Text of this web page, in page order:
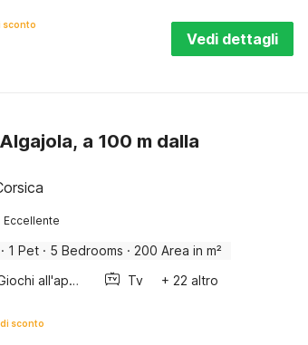
sconto
Vedi dettagli
a 100 m dalla
Eccellente
· 1 Pet · 5 Bedrooms · 200 Area in m²
Giochi all'aperto Tv + 22 altro
sconto